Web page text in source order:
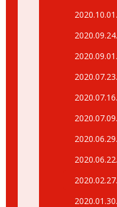
2020.09.24.
2020.02.27.
2020.01.30.